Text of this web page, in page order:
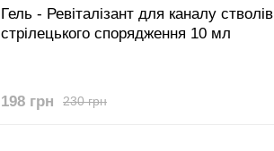
Гель - Ревіталізант для каналу стволів
стрілецького спорядження 10 мл
230 грн
198 грн